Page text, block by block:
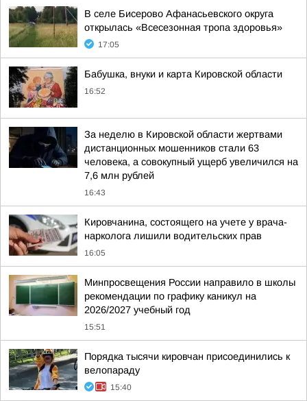
В селе Бисерово Афанасьевского округа
открылась «Всесезонная тропа здоровья»
17:05
Бабушка, внуки и карта Кировской области
16:52
За неделю в Кировской области жертвами
дистанционных мошенников стали 63
человека, а совокупный ущерб увеличился на
7,6 млн рублей
16:43
Кировчанина, состоящего на учете у врача-
нарколога лишили водительских прав
16:05
Минпросвещения России направило в школы
рекомендации по графику каникул на
2026/2027 учебный год
15:51
Порядка тысячи кировчан присоединились к
велопараду
15:40